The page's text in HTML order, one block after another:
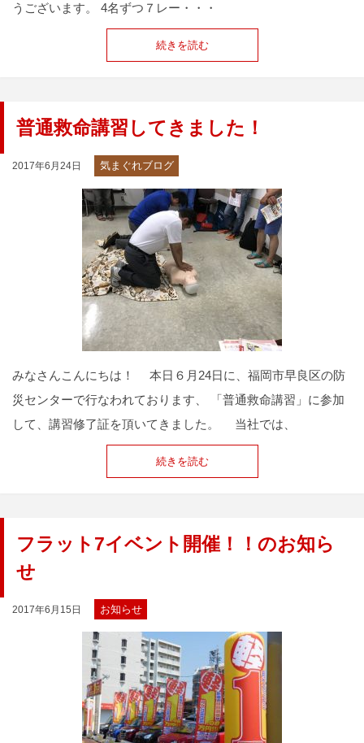
うございます。 4名ずつ７レー・・・
続きを読む
普通救命講習してきました！
2017年6月24日 気まぐれブログ
みなさんこんにちは！ 本日６月24日に、福岡市早良区の防
災センターで行なわれております、 「普通救命講習」に参加
して、講習修了証を頂いてきました。 当社では、
続きを読む
フラット7イベント開催！！のお知ら
せ
2017年6月15日 お知らせ